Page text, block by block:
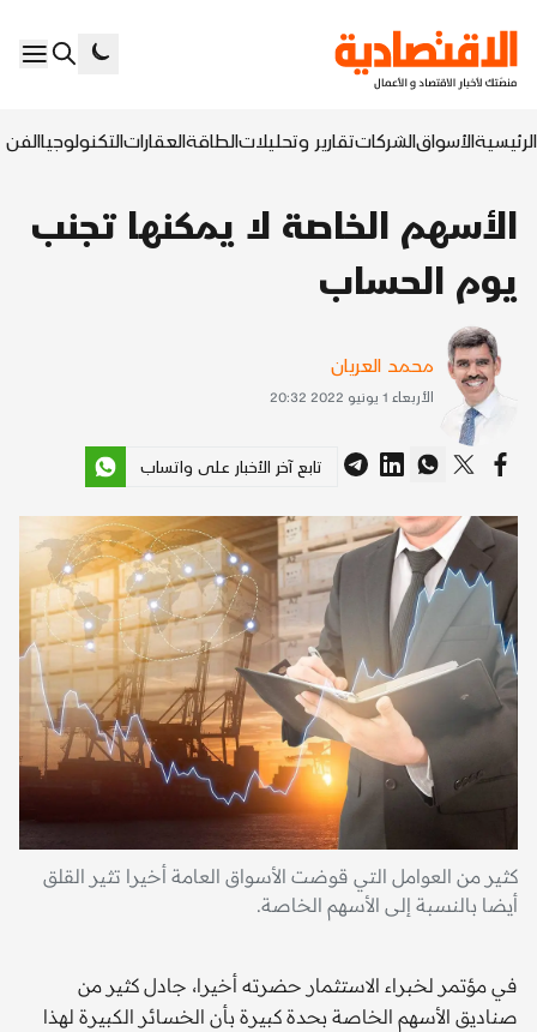
الرئيسيةالأسواقالشركاتتقارير وتحليلاتالطاقةالعقاراتالتكنولوجياالفن
الأسهم الخاصة لا يمكنها تجنب
يوم الحساب
محمد العريان
الأربعاء 1 يونيو 2022 20:32
تابع آخر الأخبار على واتساب
كثير من العوامل التي قوضت الأسواق العامة أخيرا تثير القلق
أيضا بالنسبة إلى الأسهم الخاصة.
في مؤتمر لخبراء الاستثمار حضرته أخيرا، جادل كثير من
صناديق الأسهم الخاصة بحدة كبيرة بأن الخسائر الكبيرة لهذا